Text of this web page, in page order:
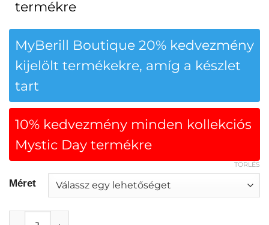
termékre
MyBerill Boutique 20% kedvezmény
kijelölt termékekre, amíg a készlet
tart
10% kedvezmény minden kollekciós
Mystic Day termékre
Méret
TÖRLÉS
Rouge Avenue Barokk szoknyás szett